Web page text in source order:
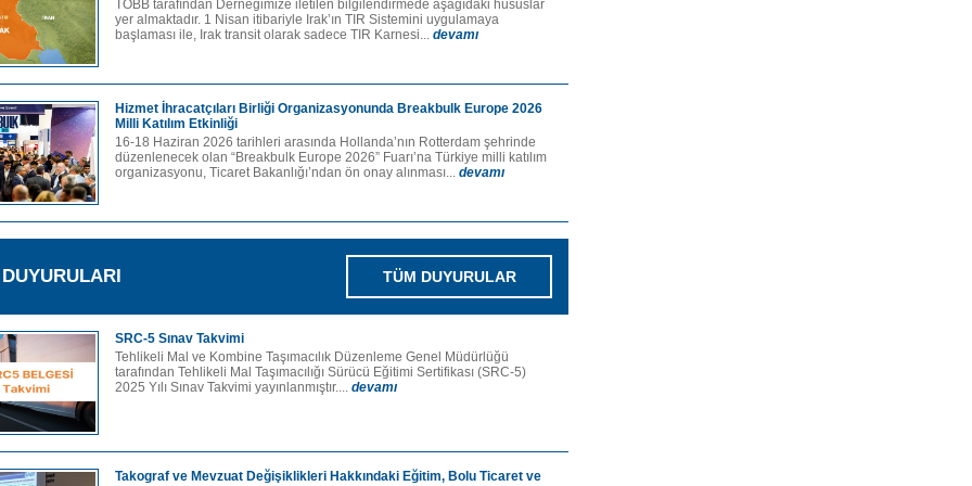
TOBB tarafından Derneğimize iletilen bilgilendirmede aşağıdaki hususlar
yer almaktadır. 1 Nisan itibariyle Irak’ın TIR Sistemini uygulamaya
başlaması ile, Irak transit olarak sadece TIR Karnesi... devamı
Hizmet İhracatçıları Birliği Organizasyonunda Breakbulk Europe 2026
Milli Katılım Etkinliği
16-18 Haziran 2026 tarihleri arasında Hollanda’nın Rotterdam şehrinde
düzenlenecek olan “Breakbulk Europe 2026” Fuarı’na Türkiye milli katılım
organizasyonu, Ticaret Bakanlığı’ndan ön onay alınması... devamı
TÜM DUYURULAR
SRC-5 Sınav Takvimi
Tehlikeli Mal ve Kombine Taşımacılık Düzenleme Genel Müdürlüğü
tarafından Tehlikeli Mal Taşımacılığı Sürücü Eğitimi Sertifikası (SRC-5)
2025 Yılı Sınav Takvimi yayınlanmıştır.... devamı
Takograf ve Mevzuat Değişiklikleri Hakkındaki Eğitim, Bolu Ticaret ve